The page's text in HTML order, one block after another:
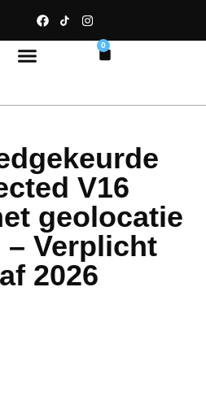
0
V16
geolocatie
– Verplicht
2026